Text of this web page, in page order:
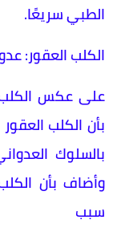
الطبي سريعًا.
الكلب العقور:
على عكس
بأن الكلب
بالسلوك
وأضاف بأن
سبب